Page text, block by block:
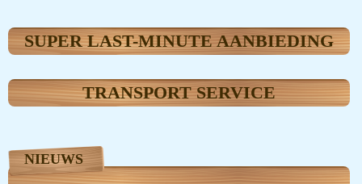
SUPER LAST-MINUTE AANBIEDING
TRANSPORT SERVICE
NIEUWS